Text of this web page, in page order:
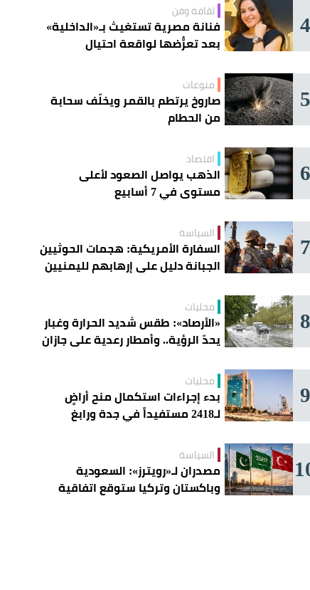
4 ثقافة وفن
فنانة مصرية تستغيث بـ«الداخلية»
بعد تعرُّضها لواقعة احتيال
5 منوعات
صاروخ يرتطم بالقمر ويخلّف سحابة
من الحطام
6 اقتصاد
الذهب يواصل الصعود لأعلى
مستوى في 7 أسابيع
7 السياسة
السفارة الأمريكية: هجمات الحوثيين
الجبانة دليل على إرهابهم لليمنيين
8 محليات
«الأرصاد»: طقس شديد الحرارة وغبار
يحدّ الرؤية.. وأمطار رعدية على جازان
9 محليات
بدء إجراءات استكمال منح أراضٍ
لـ2418 مستفيداً في جدة ورابغ
السياسة
مصدران لـ«رويترز»: السعودية
وباكستان وتركيا ستوقع اتفاقية